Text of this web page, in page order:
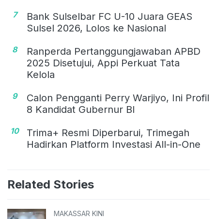
7
Bank Sulselbar FC U-10 Juara GEAS
Sulsel 2026, Lolos ke Nasional
8
Ranperda Pertanggungjawaban APBD
2025 Disetujui, Appi Perkuat Tata
Kelola
9
Calon Pengganti Perry Warjiyo, Ini Profil
8 Kandidat Gubernur BI
10
Trima+ Resmi Diperbarui, Trimegah
Hadirkan Platform Investasi All-in-One
Related Stories
MAKASSAR KINI